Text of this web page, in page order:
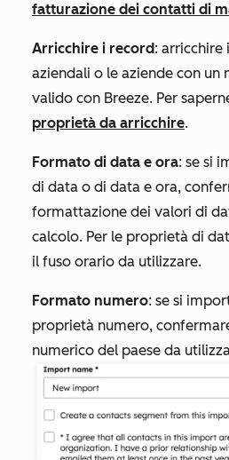
fatturazione dei contatti di
Arricchire i record:
aziendali o le aziende con un
valido con Breeze. Per
proprietà da arricchire.
Formato di data e ora: se si
di data o di data e ora,
formattazione dei valori di
calcolo. Per le proprietà di
il fuso orario da utilizzare.
Formato numero: se si
proprietà numero,
numerico del paese da